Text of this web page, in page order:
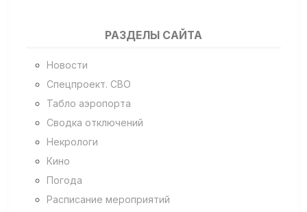
РАЗДЕЛЫ САЙТА
Новости
Спецпроект. СВО
Табло аэропорта
Сводка отключений
Некрологи
Кино
Погода
Расписание мероприятий